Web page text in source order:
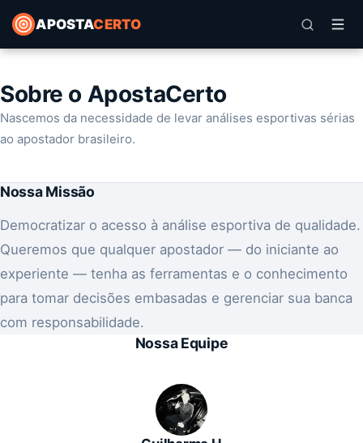
APOSTACERTO
Sobre o ApostaCerto
Nascemos da necessidade de levar análises esportivas sérias
ao apostador brasileiro.
Nossa Missão
Democratizar o acesso à análise esportiva de qualidade.
Queremos que qualquer apostador — do iniciante ao
experiente — tenha as ferramentas e o conhecimento
para tomar decisões embasadas e gerenciar sua banca
com responsabilidade.
Nossa Equipe